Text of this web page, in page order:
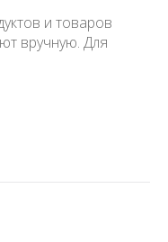
и товаров
вручную. Для